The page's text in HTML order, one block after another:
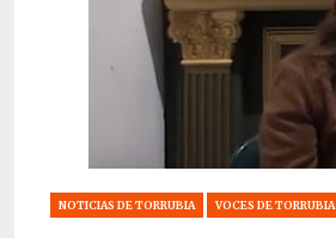
NOTICIAS DE TORRUBIA VOCES DE TORRUBIA